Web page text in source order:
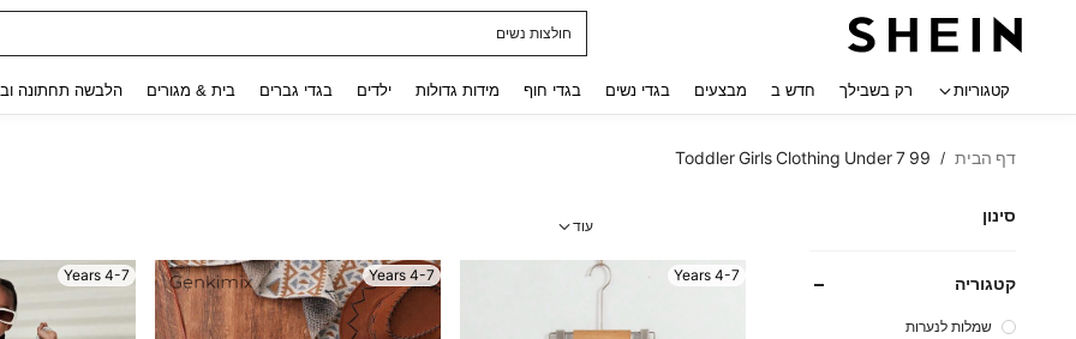
נעלי גלגלים לילדות
קטגוריות רק בשבילך חדש ב מבצעים בגדי נשים בגדי חוף מידות גדולות ילדים בגדי גברים בית & מגורים הלבשה תחתונה
דף הבית /
Toddler Girls Clothing Under 7 99
סינון
קטגוריה
שמלות לנערות
עוד
4-7 Years
4-7 Years
4-7 Years